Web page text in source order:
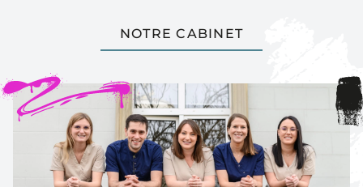
NOTRE CABINET